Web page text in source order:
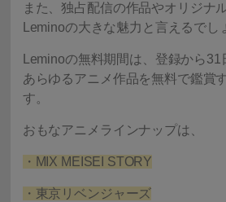
また、独占配信の作品やオリジナ
Leminoの大きな魅力と言えるでし
Leminoの無料期間は、登録から31
あらゆるアニメ作品を無料で鑑賞
す。
おもなアニメラインナップは、
・MIX MEISEI STORY
・東京リベンジャーズ